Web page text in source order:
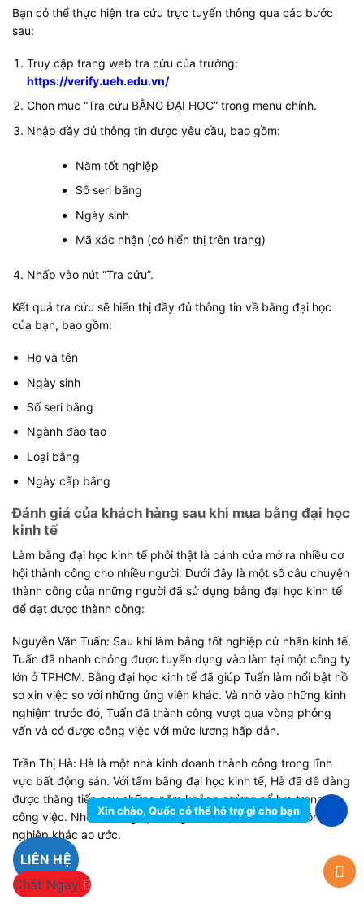
Bạn có thể thực hiện tra cứu trực tuyến thông qua các bước
sau:
Truy cập trang web tra cứu của trường:
https://verify.ueh.edu.vn/
Chọn mục “Tra cứu BẰNG ĐẠI HỌC” trong menu chính.
Nhập đầy đủ thông tin được yêu cầu, bao gồm:
Năm tốt nghiệp
Số seri bằng
Ngày sinh
Mã xác nhận (có hiển thị trên trang)
Nhấp vào nút “Tra cứu”.
Kết quả tra cứu sẽ hiển thị đầy đủ thông tin về bằng đại học
của bạn, bao gồm:
Họ và tên
Ngày sinh
Số seri bằng
Ngành đào tạo
Loại bằng
Ngày cấp bằng
Đánh giá của khách hàng sau khi mua bằng đại học
kinh tế
Làm bằng đại học kinh tế phôi thật là cánh cửa mở ra nhiều cơ
hội thành công cho nhiều người. Dưới đây là một số câu chuyện
thành công của những người đã sử dụng bằng đại học kinh tế
để đạt được thành công:
Nguyễn Văn Tuấn: Sau khi làm bằng tốt nghiệp cử nhân kinh tế,
Tuấn đã nhanh chóng được tuyển dụng vào làm tại một công ty
lớn ở TPHCM. Bằng đại học kinh tế đã giúp Tuấn làm nổi bật hồ
sơ xin việc so với những ứng viên khác. Và nhờ vào những kinh
nghiệm trước đó, Tuấn đã thành công vượt qua vòng phỏng
vấn và có được công việc với mức lương hấp dẫn.
Trần Thị Hà: Hà là một nhà kinh doanh thành công trong lĩnh
vực bất động sản. Với tấm bằng đại học kinh tế, Hà đã dễ dàng
được thăng tiến sau những năm không ngừng nổ lực trong
công việc. Nhờ đó đã giúp cô ngồi vào vị trí mà nhiều đồng
nghiệp khác ao ước.
LIÊN HỆ
Chát Ngay
Xin chào, Quốc có thể hỗ trợ gì cho bạn